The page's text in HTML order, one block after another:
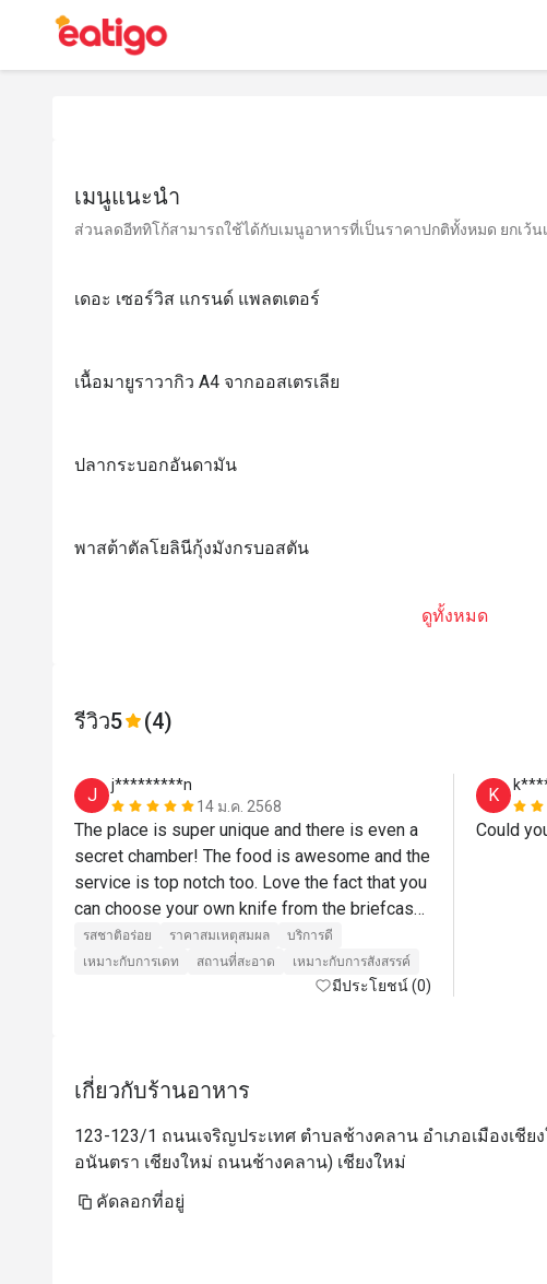
เมนูแนะนำ
ส่วนลดอีททิโก้สามารถใช้ได้กับเมนูอาหารที่เป็นราคาปกติทั้งหมด ยกเว้น
เดอะ เซอร์วิส แกรนด์ แพลตเตอร์
เนื้อมายูราวากิว A4 จากออสเตรเลีย
ปลากระบอกอันดามัน
พาสต้าตัลโยลินีกุ้งมังกรบอสตัน
ดูทั้งหมด
รีวิว5 (4)
J
j*********n
14 ม.ค. 2568
The place is super unique and there is even a
secret chamber! The food is awesome and the
service is top notch too. Love the fact that you
can choose your own knife from the briefcase
:) รสชาติอร่อย ราคาสมเหตุสมผล
บริการดี
เหมาะกับการเดท
สถานที่สะอาด เหมาะกับการสังสรรค์
มีประโยชน์ (0)
K
Could
เกี่ยวกับร้านอาหาร
123-123/1 ถนนเจริญประเทศ ตำบลช้างคลาน อำเภอเมืองเชีย
อนันตรา เชียงใหม่ ถนนช้างคลาน) เชียงใหม่
คัดลอกที่อยู่